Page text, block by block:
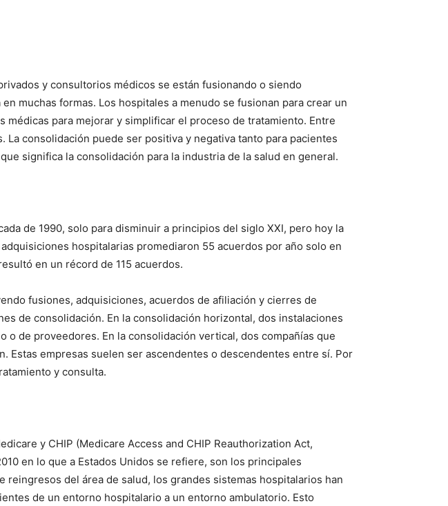
y consultorios médicos se están fusionando o siendo
muchas formas. Los hospitales a menudo se fusionan para crear un
para mejorar y simplificar el proceso de tratamiento. Entre
consolidación puede ser positiva y negativa tanto para pacientes
significa la consolidación para la industria de la salud en general.
de 1990, solo para disminuir a principios del siglo XXI, pero hoy la
hospitalarias promediaron 55 acuerdos por año solo en
en un récord de 115 acuerdos.
fusiones, adquisiciones, acuerdos de afiliación y cierres de
de consolidación. En la consolidación horizontal, dos instalaciones
de proveedores. En la consolidación vertical, dos compañías que
Estas empresas suelen ser ascendentes o descendentes entre sí. Por
y consulta.
y CHIP (Medicare Access and CHIP Reauthorization Act,
en lo que a Estados Unidos se refiere, son los principales
del área de salud, los grandes sistemas hospitalarios han
de un entorno hospitalario a un entorno ambulatorio. Esto